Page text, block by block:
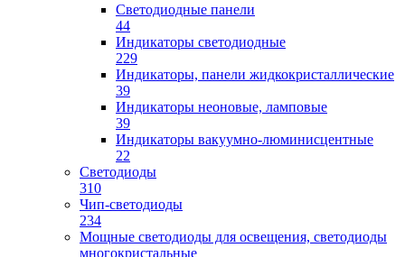
Светодиодные панели
44
Индикаторы светодиодные
229
Индикаторы, панели жидкокристаллические
39
Индикаторы неоновые, ламповые
39
Индикаторы вакуумно-люминисцентные
22
Светодиоды
310
Чип-светодиоды
234
Мощные светодиоды для освещения, светодиоды
многокристальные